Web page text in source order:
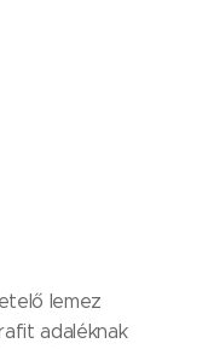
lemez
adaléknak